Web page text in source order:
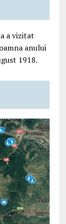
a vizitat
anului
1918.